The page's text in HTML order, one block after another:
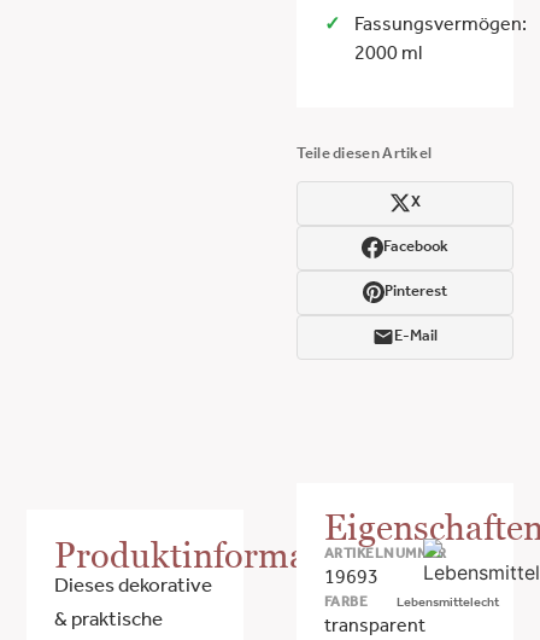
Fassungsvermögen:
2000 ml
Teile diesen Artikel
X
Facebook
Pinterest
E-Mail
Produktinformationen
Dieses dekorative
& praktische
ARTIKELNUMMER
19693
FARBE
transparent
Lebensmittelecht